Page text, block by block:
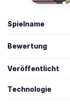
Spielname
Bewertung
Veröffentlicht
Technologie